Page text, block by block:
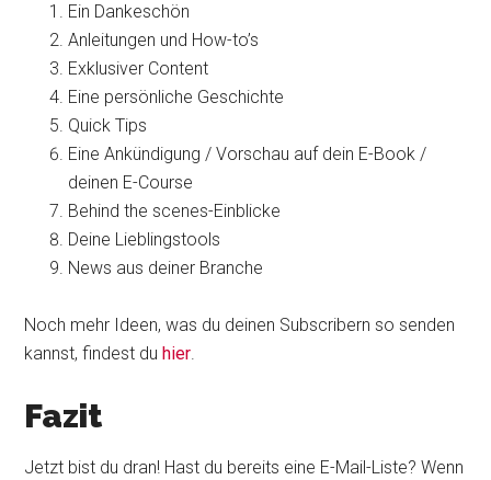
Ein Dankeschön
Anleitungen und How-to’s
Exklusiver Content
Eine persönliche Geschichte
Quick Tips
Eine Ankündigung / Vorschau auf dein E-Book /
deinen E-Course
Behind the scenes-Einblicke
Deine Lieblingstools
News aus deiner Branche
Noch mehr Ideen, was du deinen Subscribern so senden
kannst, findest du hier.
Fazit
Jetzt bist du dran! Hast du bereits eine E-Mail-Liste? Wenn